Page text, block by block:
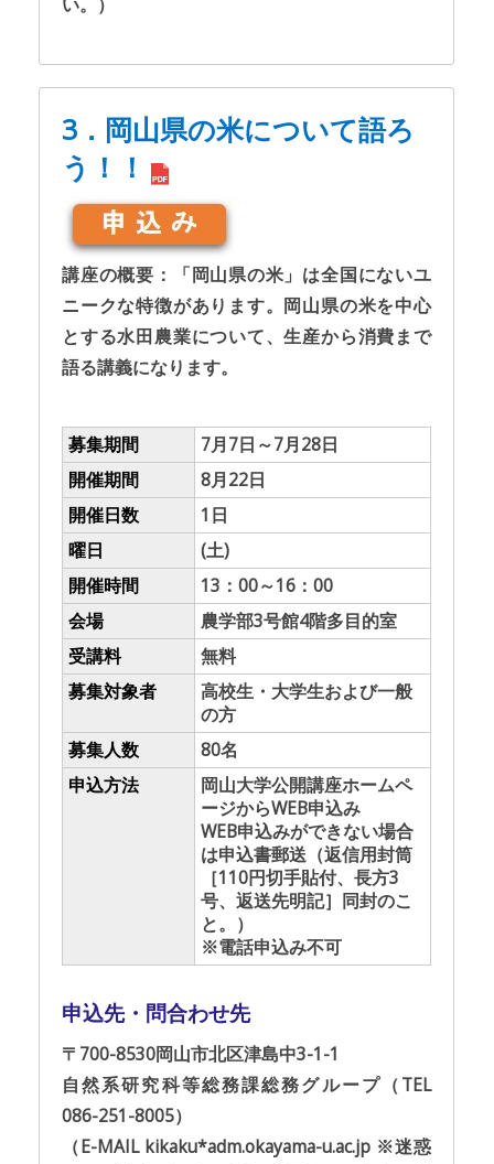
3．岡山県の米について語ろ
う！！
講座の概要：「岡山県の米」は全国にないユ
ニークな特徴があります。岡山県の米を中心
とする水田農業について、生産から消費まで
語る講義になります。
募集期間
7月7日～7月28日
開催期間
8月22日
開催日数
1日
曜日
(土)
開催時間
13：00～16：00
会場
農学部3号館4階多目的室
受講料
無料
募集対象者
高校生・大学生および一般
の方
募集人数
80名
申込方法
岡山大学公開講座ホームペ
ージからWEB申込み
WEB申込みができない場合
は申込書郵送（返信用封筒
［110円切手貼付、長方3
号、返送先明記］同封のこ
と。）
※電話申込み不可
申込先・問合わせ先
〒700-8530岡山市北区津島中3-1-1
自然系研究科等総務課総務グループ（TEL
086-251-8005）
（E-MAIL kikaku*adm.okayama-u.ac.jp ※迷惑